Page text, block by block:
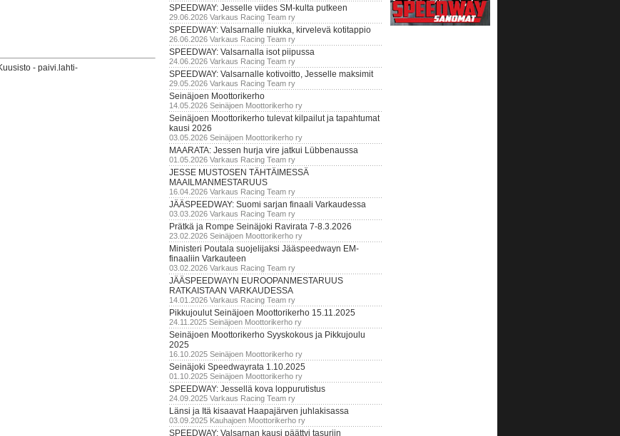
- paivi.lahti-
SPEEDWAY: Jesselle viides SM-kulta putkeen
29.06.2026 Varkaus Racing Team ry
SPEEDWAY: Valsarnalle niukka, kirvelevä kotitappio
26.06.2026 Varkaus Racing Team ry
SPEEDWAY: Valsarnalla isot piipussa
24.06.2026 Varkaus Racing Team ry
SPEEDWAY: Valsarnalle kotivoitto, Jesselle maksimit
29.05.2026 Varkaus Racing Team ry
Seinäjoen Moottorikerho
14.05.2026 Seinäjoen Moottorikerho ry
Seinäjoen Moottorikerho tulevat kilpailut ja tapahtumat
kausi 2026
03.05.2026 Seinäjoen Moottorikerho ry
MAARATA: Jessen hurja vire jatkui Lübbenaussa
01.05.2026 Varkaus Racing Team ry
JESSE MUSTOSEN TÄHTÄIMESSÄ
MAAILMANMESTARUUS
16.04.2026 Varkaus Racing Team ry
JÄÄSPEEDWAY: Suomi sarjan finaali Varkaudessa
03.03.2026 Varkaus Racing Team ry
Prätkä ja Rompe Seinäjoki Ravirata 7-8.3.2026
23.02.2026 Seinäjoen Moottorikerho ry
Ministeri Poutala suojelijaksi Jääspeedwayn EM-
finaaliin Varkauteen
03.02.2026 Varkaus Racing Team ry
JÄÄSPEEDWAYN EUROOPANMESTARUUS
RATKAISTAAN VARKAUDESSA
14.01.2026 Varkaus Racing Team ry
Pikkujoulut Seinäjoen Moottorikerho 15.11.2025
24.11.2025 Seinäjoen Moottorikerho ry
Seinäjoen Moottorikerho Syyskokous ja Pikkujoulu
2025
16.10.2025 Seinäjoen Moottorikerho ry
Seinäjoki Speedwayrata 1.10.2025
01.10.2025 Seinäjoen Moottorikerho ry
SPEEDWAY: Jessellä kova loppurutistus
24.09.2025 Varkaus Racing Team ry
Länsi ja Itä kisaavat Haapajärven juhlakisassa
03.09.2025 Kauhajoen Moottorikerho ry
SPEEDWAY: Valsarnan kausi päättyi tasuriin